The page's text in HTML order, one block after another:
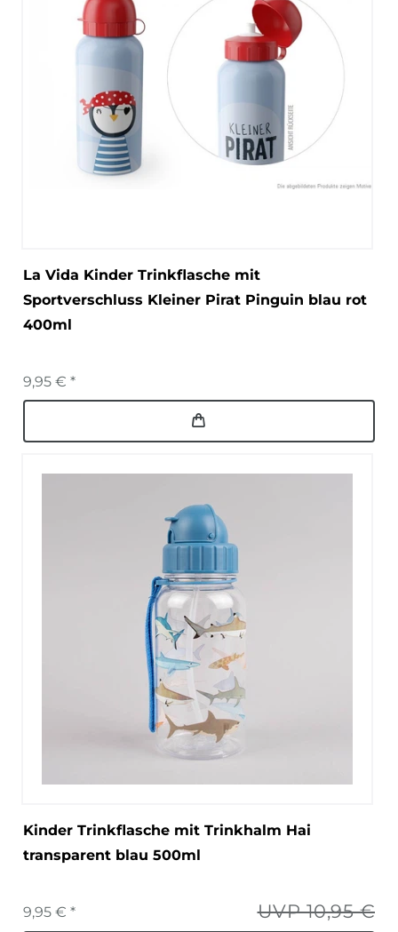
La Vida Kinder Trinkflasche mit
Sportverschluss Kleiner Pirat Pinguin blau rot
400ml
9,95 € *
Kinder Trinkflasche mit Trinkhalm Hai
transparent blau 500ml
UVP 10,95 €
9,95 € *